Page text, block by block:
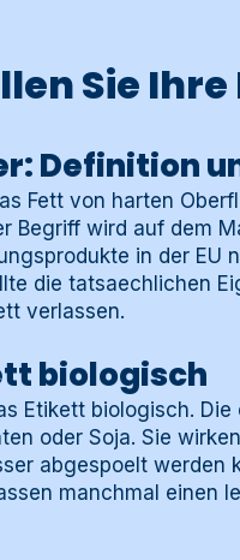
Sie Ihre
Definition
Fett von harten
Begriff wird auf dem
in der EU
die tatsaechlichen
verlassen.
biologisch
Etikett biologisch.
oder Soja. Sie
abgespoelt werden
manchmal einen